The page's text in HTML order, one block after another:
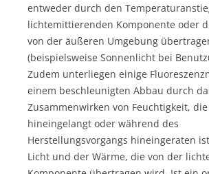
entweder durch den
lichtemittierenden Komponente oder
von der äußeren Umgebung
(beispielsweise Sonnenlicht bei
Zudem unterliegen einige
einem beschleunigten Abbau durch
Zusammenwirken von Feuchtigkeit,
hineingelangt oder während des
Herstellungsvorgangs hineingeraten
Licht und der Wärme, die von der